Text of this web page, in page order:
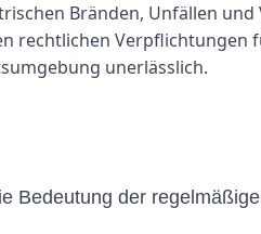
Bränden, Unfällen
rechtlichen
unerlässlich.